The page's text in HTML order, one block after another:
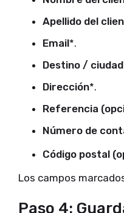
Apellido del
Email*.
Destino / ciudad
Dirección*.
Referencia
Número de
Código postal
Los campos
Paso 4: